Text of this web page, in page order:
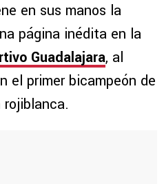
en sus manos la
página inédita en la
Guadalajara, al
el primer bicampeón de